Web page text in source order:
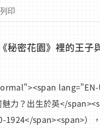
印
秘密花園》裡的王子
lang="EN-
魅力？出生於英</
span><span>）